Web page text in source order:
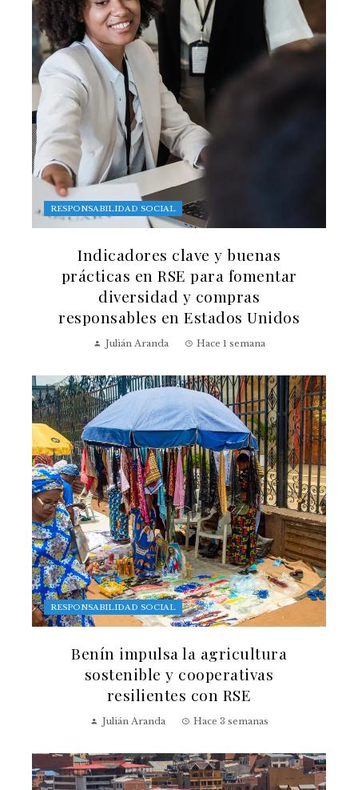
RESPONSABILIDAD SOCIAL
Indicadores clave y buenas
prácticas en RSE para fomentar
diversidad y compras
responsables en Estados Unidos
Julián Aranda Hace 1 semana
RESPONSABILIDAD SOCIAL
Benín impulsa la agricultura
sostenible y cooperativas
resilientes con RSE
Julián Aranda Hace 3 semanas